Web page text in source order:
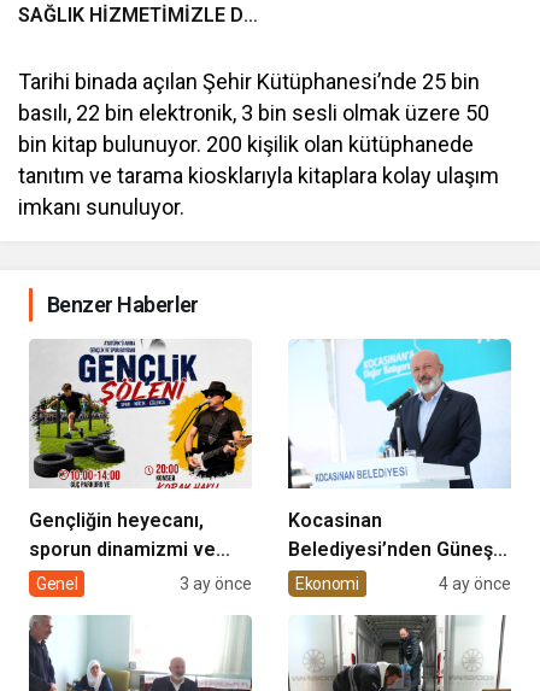
SAĞLIK HİZMETİMİZLE DE
DOKUNUYORUZ”
Tarihi binada açılan Şehir Kütüphanesi’nde 25 bin
basılı, 22 bin elektronik, 3 bin sesli olmak üzere 50
bin kitap bulunuyor. 200 kişilik olan kütüphanede
tanıtım ve tarama kiosklarıyla kitaplara kolay ulaşım
imkanı sunuluyor.
Benzer Haberler
Gençliğin heyecanı,
sporun dinamizmi ve
müziğin coşkusu
geliyor!
Genel 3 ay önce
Kocasinan
Belediyesi’nden Güneş
Enerjisi Hamlesi
Ekonomi 4 ay önce